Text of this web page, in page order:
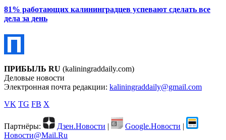
81% работающих калининградцев успевают сделать все
дела за день
ПРИБЫЛЬ RU (kaliningraddaily.com)
Деловые новости
Электронная почта редакции: kaliningraddaily@gmail.com
VK TG FB X
Партнёры: Дзен.Новости | Google.Новости |
Новости@Mail.Ru